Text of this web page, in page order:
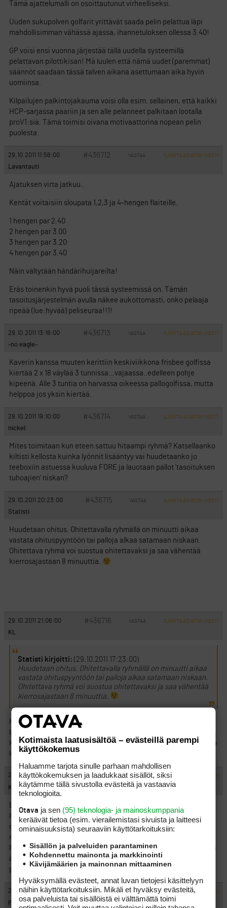
Tämä ajattelumalli on osoittautunut virheelliseksi.
Uuden sukupolven golfarit yrittävät saada pelin pelattua läpi
mahdollisimman vähässä ajassa, ihannetuloksen ollessa 3.40!
GP voisi ensi vuonna järjestää tällä uudella systeemillä
pelattavan pilottikisan! Mä luulen että nämä uudet (paremmat)
säännöt saadaan tässä talven aikana asettumaan aika hyvin
uomiinsa.
Kilpailujen palkintojakauma voisi olla esim. sellainen, että kaikki
HCP-sarjassa paariin ja sen alle pelanneet palkitaan lootalla
proV1:siä. Tämä toimisi oivana motivaattorina nopean pelin
puolesta.
29.10.2011 11:56:00 #436712 VASTAA ILMOITA ASIATON VIESTI
Lavantauti
Ajatuksen virta jatkuu..
Kentät voitaisiin sloupata 1,2,3 ja 4-hengen flaiteille.
1 hengen par 2.40
2 hengen par 3.00
3 hengen par 3.20
4 hengen par 3.40
Näin vältytään händärihuijareilta!
Eräs toinenkin hyvä puoli tässä systeemissä on. Tämän
tasoitusjärjestelmän avulla näkee aukottomasti, onko pelaaja
ripeää (lue:hyvää) peliseuraa!!1!
29.10.2011 13:16:00 #436713 VASTAA ILMOITA ASIATON VIESTI
-no eagle-
Kaverin kanssa muuten kerittiin keskiviikkona frisbee golfissa
kiertää 2 x 18 väylää 3 tunnissa…vajaassa..edelleen pohje
kipeenä. Alle 3 tuntia on harvassa oikeessa pallogolfissa, mutta
helppoa jos yksin kiertää.
29.10.2011 19:10:00 #436714 VASTAA ILMOITA ASIATON VIESTI
nickel
Mites toimitaan kun eteen sattuu hitaampi ryhmä? Katsellaanko
kiltisti kellosta kuinka lyönnit lisääntyy vai huudetaanko jo
teeboxiin astuessa kuuluva FORE ja lauotaan pallot ’tasoituksen
tuhoajien’ niskan?
29.10.2011 20:23:00 #436715 VASTAA ILMOITA ASIATON VIESTI
Statisti
Huudetaan ohitus. Ohitettavalla ryhmällä on minuutti aikaa
vastata ohituspyyntöön tai palloja alkaa satamaan niskaan.
Ohitettava ryhmä voi suostua ohitettavaksi ja saa vähentää
kierrosajastaan 8 minuuttia.
29.10.2011 21:06:00 #436716 VASTAA ILMOITA ASIATON VIESTI
KL
Statisti kirjoitti: (29.10.2011 17:23:00)
Huudetaan ohitus. Ohitettavalla ryhmällä on minuutti aikaa
vastata ohituspyyntöön tai palloja alkaa satamaan niskaan.
Ohitettava ryhmä voi suostua ohitettavaksi ja saa vähentää
kierrosajastaan 8 minuuttia.
Kuulostaa erittäin hyvältä. Jatkossa jokainen ryhmä myös
kantaa mukanaan klubilta lainattavaa megafonia, jolla
kuuroinkin en-koskaan-katso-mitä-tapahtuu-takanani -inehmo
kuullee tuon OHITUS-karjahduksen.
29.10.2011 21:31:00 #436717 VASTAA ILMOITA ASIATON VIESTI
Kävelijä
Ei vättämättä tarvitse lainata klubilta. Callaway on varmasti
halukas myymään muutaman miljoonaa Callaway
golfohitusmerkinantomegafonia. Myöhemmin voidaan harkita
myös merkinantopistoolia, jossa mukana valomerkki. Joku
hätäraketin kaltainen. Voidaan green card- kokeeseenkin liittää
aseenkantolupaosio. Saa opettajatkin vähän makkaraa leivän
päälle.
29.10.2011 21:35:00 #436718 VASTAA ILMOITA ASIATON VIESTI
Poodri Hoo
Kotimaista laatusisältöä – evästeillä parempi
käyttökokemus
Haluamme tarjota sinulle parhaan mahdollisen
käyttökokemuksen ja laadukkaat sisällöt, siksi
käytämme tällä sivustolla evästeitä ja vastaavia
teknologioita.
Otava ja sen (95) teknologia- ja mainoskumppania
keräävät tietoa (esim. vierailemis­tasi sivuista ja laitteesi
ominaisuuk­sista) seuraaviin käyttötarkoituksiin:
Sisällön ja palveluiden parantaminen
Kohdennettu mainonta ja markkinointi
Kävijämäärien ja mainonnan mittaaminen
Hyväksymällä evästeet, annat luvan tietojesi käsittelyyn
näihin käyttötarkoituksiin. Mikäli et hyväksy evästeitä,
osa palveluista tai sisällöistä ei välttämättä toimi